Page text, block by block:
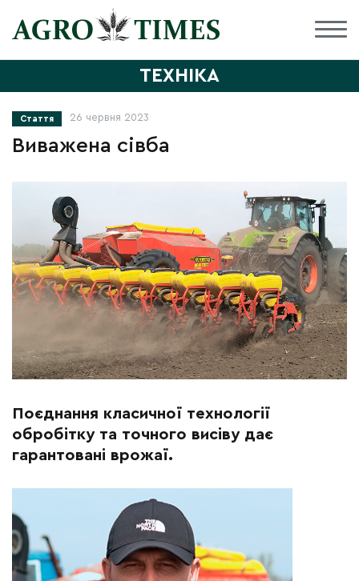
ТЕХНІКА
Стаття 26 червня 2023
Виважена сівба
Поєднання класичної технології
обробітку та точного висіву дає
гарантовані врожаї.